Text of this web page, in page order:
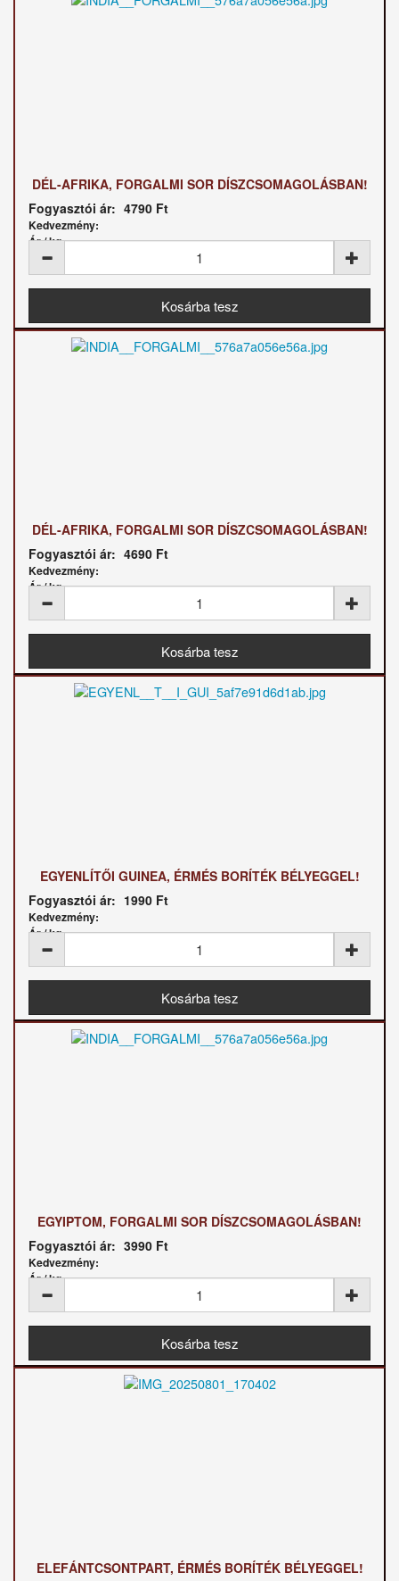
DÉL-AFRIKA, FORGALMI SOR DÍSZCSOMAGOLÁSBAN!
Fogyasztói ár: 4790 Ft
Kedvezmény:
Ár / kg:
DÉL-AFRIKA, FORGALMI SOR DÍSZCSOMAGOLÁSBAN!
Fogyasztói ár: 4690 Ft
Kedvezmény:
Ár / kg:
EGYENLÍTŐI GUINEA, ÉRMÉS BORÍTÉK BÉLYEGGEL!
Fogyasztói ár: 1990 Ft
Kedvezmény:
Ár / kg:
EGYIPTOM, FORGALMI SOR DÍSZCSOMAGOLÁSBAN!
Fogyasztói ár: 3990 Ft
Kedvezmény:
Ár / kg:
ELEFÁNTCSONTPART, ÉRMÉS BORÍTÉK BÉLYEGGEL!